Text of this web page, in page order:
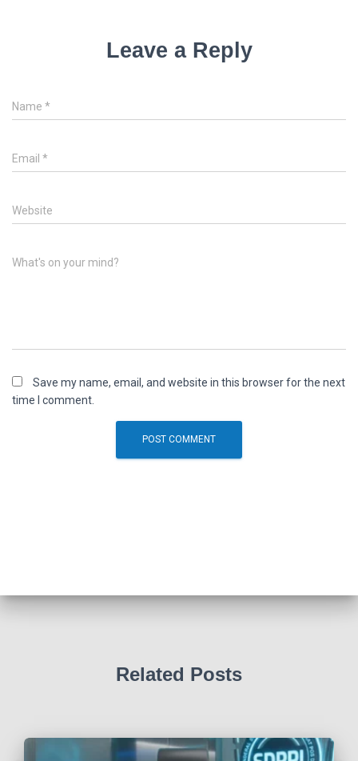
Leave a Reply
Name *
Email *
Website
What's on your mind?
Save my name, email, and website in this browser for the next
time I comment.
Related Posts